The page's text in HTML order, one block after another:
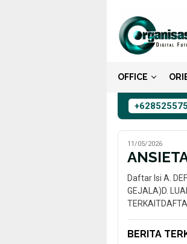
konten
OFFICE
11/05/2026
Daftar Isi A.
GEJALA)D.
BERITA